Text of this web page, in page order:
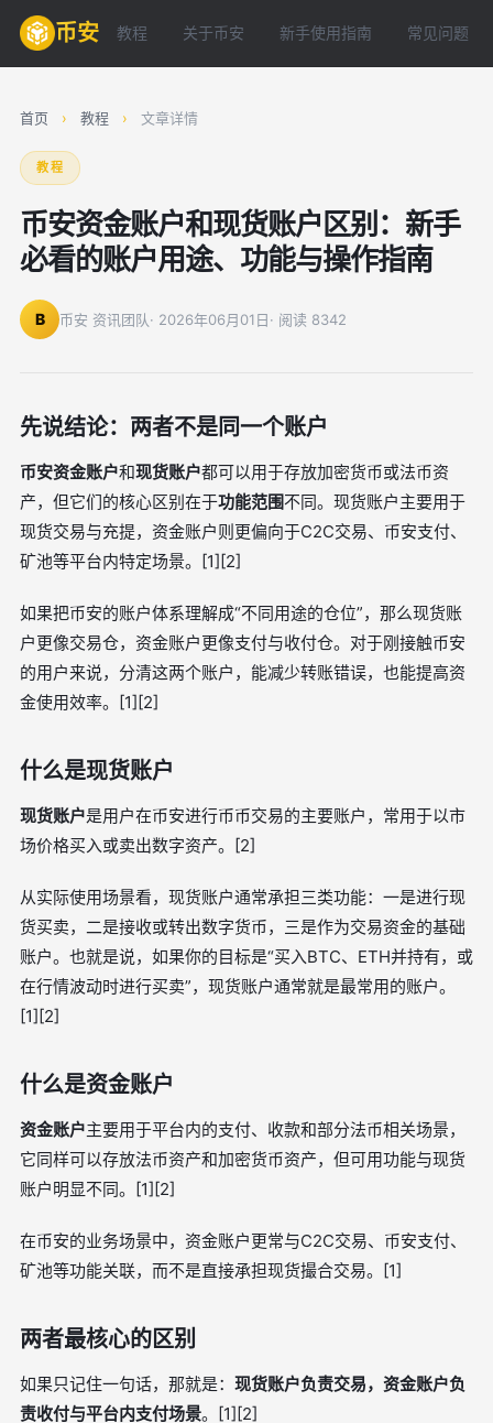
币安 教程 关于币安 新手使用指南 常见问题
首页 › 教程 › 文章详情
教程
币安资金账户和现货账户区别：新手
必看的账户用途、功能与操作指南
B 币安 资讯团队· 2026年06月01日· 阅读 8342
先说结论：两者不是同一个账户
币安资金账户和现货账户都可以用于存放加密货币或法币资
产，但它们的核心区别在于功能范围不同。现货账户主要用于
现货交易与充提，资金账户则更偏向于C2C交易、币安支付、
矿池等平台内特定场景。[1][2]
如果把币安的账户体系理解成“不同用途的仓位”，那么现货账
户更像交易仓，资金账户更像支付与收付仓。对于刚接触币安
的用户来说，分清这两个账户，能减少转账错误，也能提高资
金使用效率。[1][2]
什么是现货账户
现货账户是用户在币安进行币币交易的主要账户，常用于以市
场价格买入或卖出数字资产。[2]
从实际使用场景看，现货账户通常承担三类功能：一是进行现
货买卖，二是接收或转出数字货币，三是作为交易资金的基础
账户。也就是说，如果你的目标是“买入BTC、ETH并持有，或
在行情波动时进行买卖”，现货账户通常就是最常用的账户。
[1][2]
什么是资金账户
资金账户主要用于平台内的支付、收款和部分法币相关场景，
它同样可以存放法币资产和加密货币资产，但可用功能与现货
账户明显不同。[1][2]
在币安的业务场景中，资金账户更常与C2C交易、币安支付、
矿池等功能关联，而不是直接承担现货撮合交易。[1]
两者最核心的区别
如果只记住一句话，那就是： 现货账户负责交易，资金账户负
责收付与平台内支付场景。[1][2]